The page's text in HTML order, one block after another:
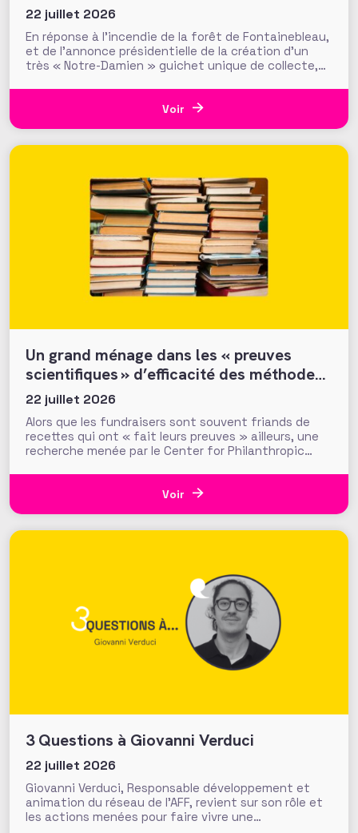
22 juillet 2026
En réponse à l’incendie de la forêt de Fontainebleau,
et de l’annonce présidentielle de la création d’un
très « Notre-Damien » guichet unique de collecte,
d’une semaine par la Fondation du Patrimoine. Alors
que d’autres collectes, par l’ONF ou des particuliers,
Voir
Un grand ménage dans les « preuves
scientifiques » d’efficacité des méthodes
et tactiques de collecte…
22 juillet 2026
Alors que les fundraisers sont souvent friands de
recettes qui ont « fait leurs preuves » ailleurs, une
recherche menée par le Center for Philanthropic
question cruciale : la recherche académique sur la
générosité apporte-t-elle des preuves solides pour
Voir
3 Questions à Giovanni Verduci
22 juillet 2026
Giovanni Verduci, Responsable développement et
animation du réseau de l’AFF, revient sur son rôle et
les actions menées pour faire vivre une